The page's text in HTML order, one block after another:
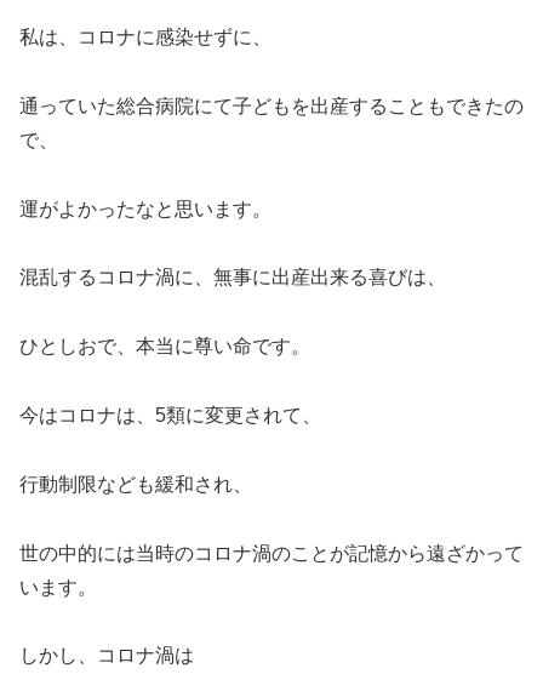
私は、コロナに感染せずに、
通っていた総合病院にて子どもを出産することもできたの
で、
運がよかったなと思います。
混乱するコロナ渦に、無事に出産出来る喜びは、
ひとしおで、本当に尊い命です。
今はコロナは、5類に変更されて、
行動制限なども緩和され、
世の中的には当時のコロナ渦のことが記憶から遠ざかって
います。
しかし、コロナ渦は